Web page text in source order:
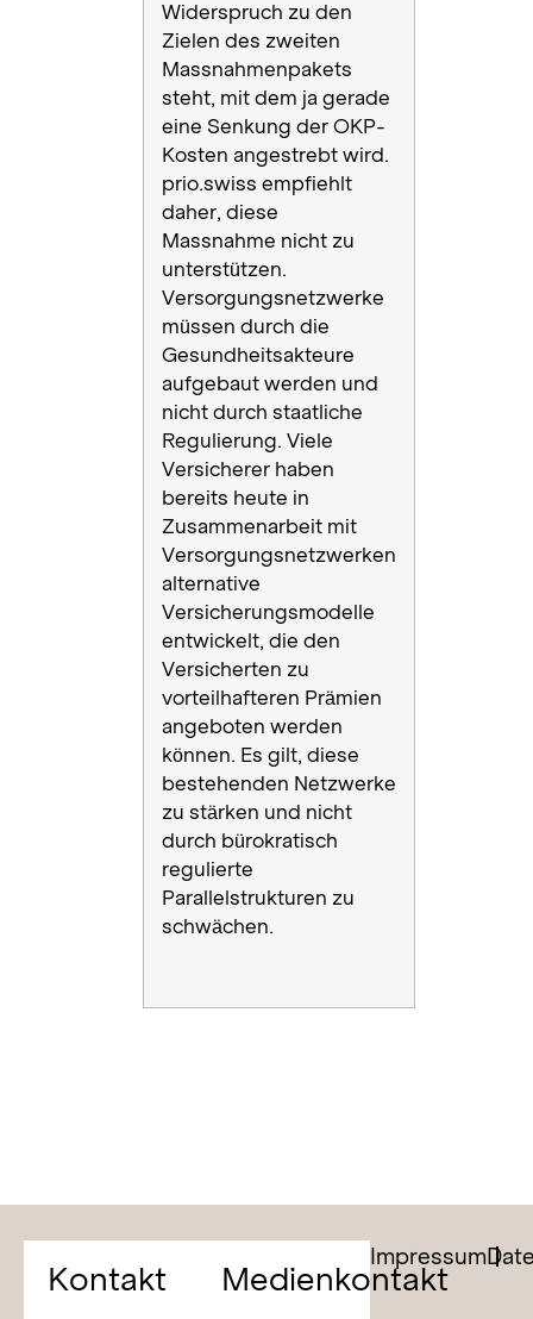
Widerspruch zu den
Zielen des zweiten
Massnahmenpakets
steht, mit dem ja gerade
eine Senkung der OKP-
Kosten angestrebt wird.
prio.swiss empfiehlt
daher, diese
Massnahme nicht zu
unterstützen.
Versorgungsnetzwerke
müssen durch die
Gesundheitsakteure
aufgebaut werden und
nicht durch staatliche
Regulierung. Viele
Versicherer haben
bereits heute in
Zusammenarbeit mit
Versorgungsnetzwerken
alternative
Versicherungsmodelle
entwickelt, die den
Versicherten zu
vorteilhafteren Prämien
angeboten werden
können. Es gilt, diese
bestehenden Netzwerke
zu stärken und nicht
durch bürokratisch
regulierte
Parallelstrukturen zu
schwächen.
Kontakt Medienkontakt
Impressum